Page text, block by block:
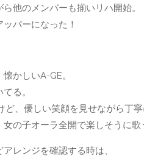
他のメンバーも揃いリハ開始。
パーになった！
かしいA-GE。
る。
、優しい笑顔を見せながら丁寧
の子オーラ全開で楽しそうに歌
レンジを確認する時は、